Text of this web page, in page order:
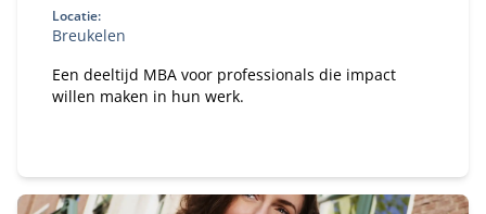
Locatie:
Breukelen
Een deeltijd MBA voor professionals die impact
willen maken in hun werk.